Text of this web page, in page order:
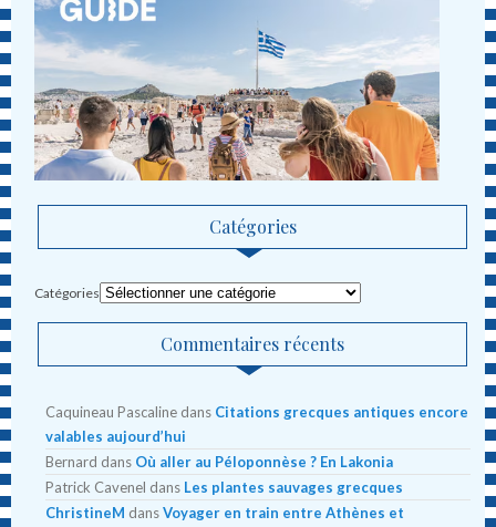
Catégories
Catégories
Commentaires récents
Caquineau Pascaline dans Citations grecques antiques encore
valables aujourd’hui
Bernard dans Où aller au Péloponnèse ? En Lakonia
Patrick Cavenel dans Les plantes sauvages grecques
ChristineM dansVoyager en train entre Athènes et